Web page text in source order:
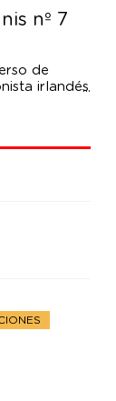
nº 7
de
irlandés
Kit
Hijo del